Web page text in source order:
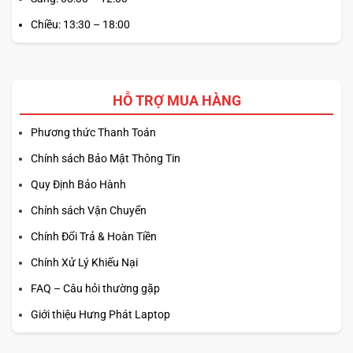
thông minh trên máy còn tự động điều tiết dựa theo mức
độ phức tạp của tác vụ, từ đó kéo dài tuổi thọ linh kiện và
Với khả năng cung cấp nguồn năng lượng ổn định,
Chiều: 13:30 – 18:00
HỖ TRỢ MUA HÀNG
Phương thức Thanh Toán
Chính sách Bảo Mật Thông Tin
Quy Định Bảo Hành
Chính sách Vận Chuyển
Chính Đổi Trả & Hoàn Tiền
Chính Xử Lý Khiếu Nại
FAQ – Câu hỏi thường gặp
Giới thiệu Hưng Phát Laptop